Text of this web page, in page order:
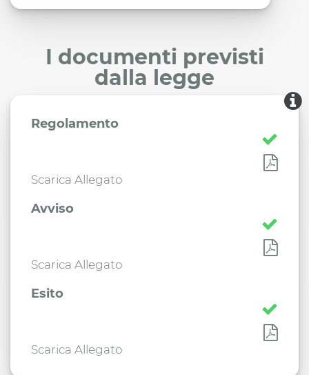
I documenti previsti
dalla legge
Regolamento
Scarica Allegato
Avviso
Scarica Allegato
Esito
Scarica Allegato